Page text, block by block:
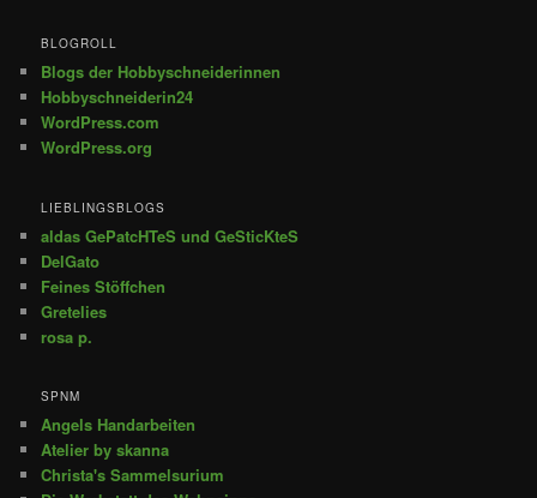
BLOGROLL
Blogs der Hobbyschneiderinnen
Hobbyschneiderin24
WordPress.com
WordPress.org
LIEBLINGSBLOGS
aldas GePatcHTeS und GeSticKteS
DelGato
Feines Stöffchen
Gretelies
rosa p.
SPNM
Angels Handarbeiten
Atelier by skanna
Christa's Sammelsurium